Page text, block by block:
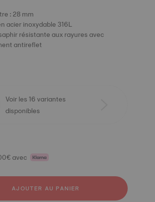
: 28 mm
acier inoxydable 316L
résistante aux rayures avec
antireflet
Voir les 16 variantes
disponibles
avec
AJOUTER AU PANIER